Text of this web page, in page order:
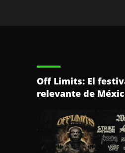
Off Limits: El
relevante de